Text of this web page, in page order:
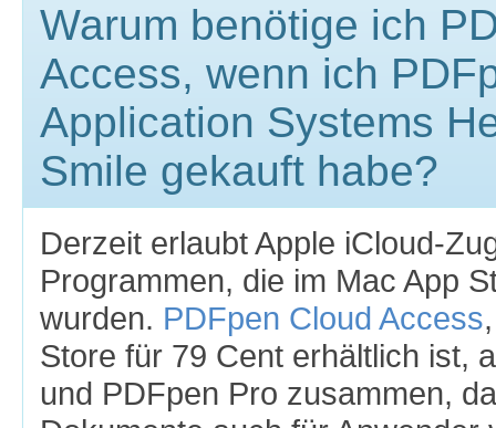
Warum benötige ich
Access, wenn ich
Application Systems
Smile gekauft habe?
Derzeit erlaubt Apple iCloud-
Programmen, die im Mac App
wurden. PDFpen Cloud Access
Store für 79 Cent erhältlich ist,
und PDFpen Pro zusammen,